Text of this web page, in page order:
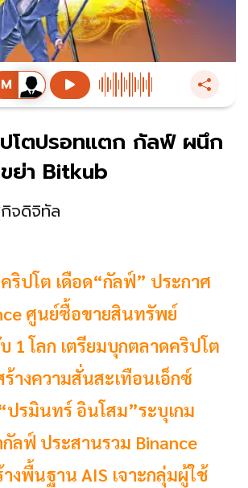
ปโตปรอทแตก กัลฟ์ ผนึก
ย่า Bitkub
จดิจิทัล
ริปโต เดือด“กัลฟ์” ประกาศ
ศูนย์ซื้อขายสินทรัพย์
1 โลก เตรียมบุกตลาดคริปโต
ร้างความสั่นสะเทือนเอ็กซ์
ปรมินทร์ อินโสม”ระบุเกม
ลฟ์ ประสานรวม Binance
างพื้นฐาน AIS เจาะกลุ่มผู้ใช้